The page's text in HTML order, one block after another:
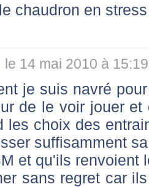
chaudron en
le 14 mai 2010 à 15:19
je suis navré
de le voir jouer
les choix des
suffisamment
et qu'ils renvoient
sans regret car